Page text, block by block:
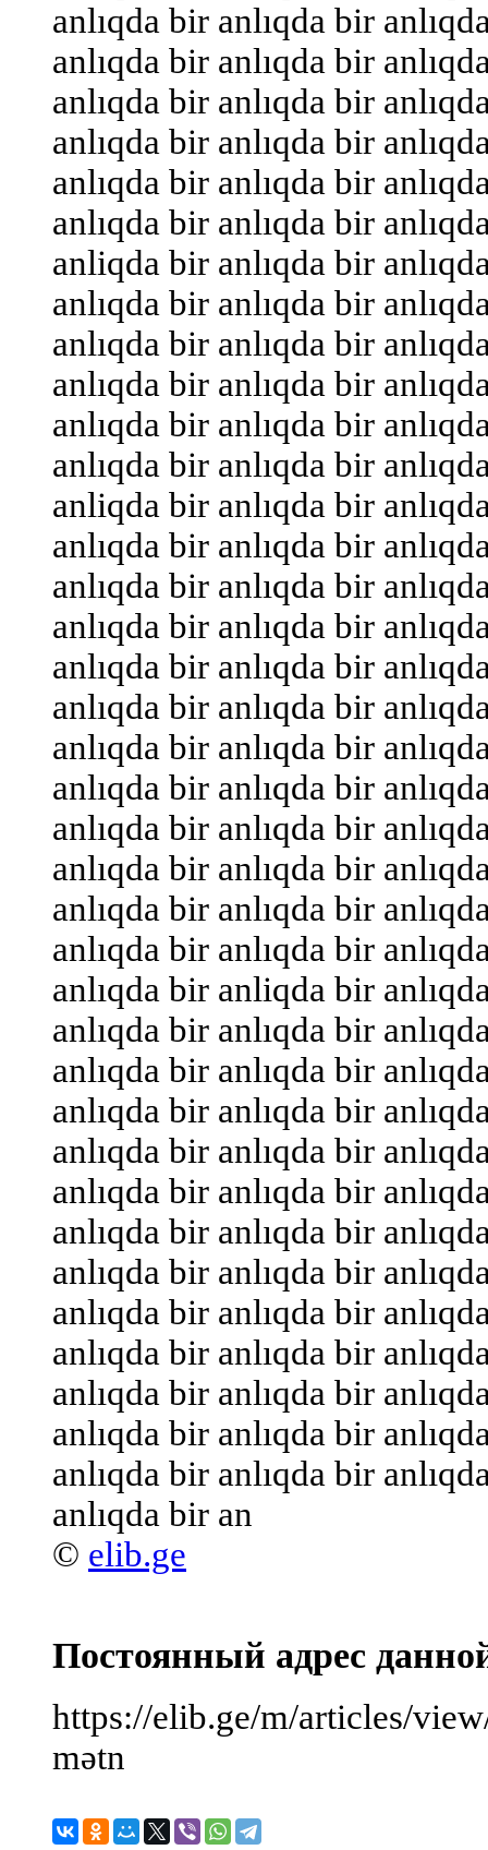
anlıqda bir anlıqda bir
anlıqda bir anlıqda bir
anlıqda bir anlıqda bir
anlıqda bir anlıqda bir
anlıqda bir anlıqda bir
anlıqda bir anlıqda bir
anliqda bir anlıqda bir
anlıqda bir anlıqda bir
anlıqda bir anlıqda bir
anlıqda bir anlıqda bir
anlıqda bir anlıqda bir
anlıqda bir anlıqda bir
anliqda bir anlıqda bir
anlıqda bir anlıqda bir
anlıqda bir anlıqda bir
anlıqda bir anlıqda bir
anlıqda bir anlıqda bir
anlıqda bir anlıqda bir
anlıqda bir anlıqda bir
anlıqda bir anlıqda bir
anlıqda bir anlıqda bir
anlıqda bir anlıqda bir
anlıqda bir anlıqda bir
anlıqda bir anlıqda bir
anlıqda bir anliqda bir
anlıqda bir anlıqda bir
anlıqda bir anlıqda bir
anlıqda bir anlıqda bir
anlıqda bir anlıqda bir
anlıqda bir anlıqda bir
anlıqda bir anlıqda bir
anlıqda bir anlıqda bir
anlıqda bir anlıqda bir
anlıqda bir anlıqda bir
anlıqda bir anlıqda bir
anlıqda bir anlıqda bir
anlıqda bir anlıqda bir
anlıqda bir an
© elib.ge
Постоянный адрес
https://elib.ge/m/articles/
mətn